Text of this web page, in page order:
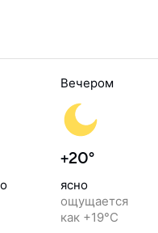
Вечером
+20°
ясно
ощущается
как +19°C